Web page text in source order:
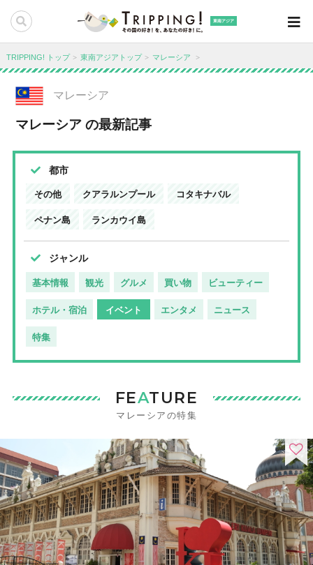
東南アジア
TRIPPING! トップ 東南アジアトップ マレーシア
マレーシア
マレーシア の最新記事
都市
その他 クアラルンプール コタキナバル
ペナン島 ランカウイ島
ジャンル
基本情報 観光 グルメ 買い物 ビューティー
ホテル・宿泊 イベント エンタメ ニュース
特集
FEATURE
マレーシアの特集